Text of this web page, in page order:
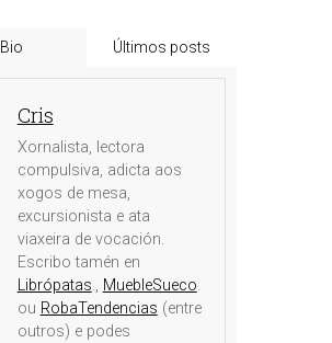
Bio Últimos posts
Cris
Xornalista, lectora
compulsiva, adicta aos
xogos de mesa,
excursionista e ata
viaxeira de vocación.
Escribo tamén en
Librópatas., MuebleSueco.
ou RobaTendencias (entre
outros) e podes